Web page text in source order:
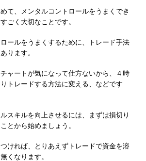
て、メンタルコントロールをうまくでき
ごく大切なことです。
ールをうまくするために、トレード手法
ります。
ャートが気になって仕方ないから、４時
トレードする方法に変える、などです
スキルを向上させるには、まずは損切り
とから始めましょう。
ければ、とりあえずトレードで資金を溶
くなります。